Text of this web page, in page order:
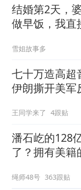
结婚第2天，
做早饭，我直
雪姐故事多
七十万造高超
伊朗撕开美军
王同学来了 4跟贴
潘石屹的128
了？拥有美籍
绳师48号 363跟贴